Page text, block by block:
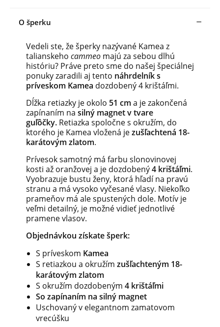
O šperku
Vedeli ste, že šperky nazývané Kamea z
talianskeho cammeo majú za sebou dlhú
históriu? Práve preto sme do našej špeciálnej
ponuky zaradili aj tento náhrdelník s
príveskom Kamea dozdobený 4 krištáľmi.
Dĺžka retiazky je okolo 51 cm a je zakončená
zapínaním na silný magnet v tvare
guľôčky. Retiazka spoločne s okružím, do
ktorého je Kamea vložená jezušľachtená 18-
karátovým zlatom.
Prívesok samotný má farbu slonovinovej
kosti až oranžovej a je dozdobený4 krištáľmi.
Vyobrazuje bustu ženy, ktorá hľadí na pravú
stranu a má vysoko vyčesané vlasy. Niekoľko
prameňov má ale spustených dole. Motív je
veľmi detailný, je možné vidieť jednotlivé
pramene vlasov.
Objednávkou získate šperk:
S príveskom Kamea
S retiazkou a okružím zušľachteným 18-
karátovým zlatom
S okružím dozdobeným 4 krištáľmi
So zapínaním na silný magnet
Uschovaný v elegantnom zamatovom
vrecúšku